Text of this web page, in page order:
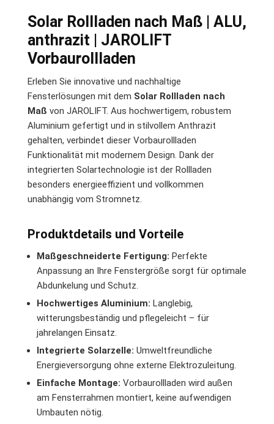
Solar Rollladen nach Maß | ALU,
anthrazit | JAROLIFT
Vorbaurollladen
Erleben Sie innovative und nachhaltige
Fensterlösungen mit dem Solar Rollladen nach
Maß von JAROLIFT. Aus hochwertigem, robustem
Aluminium gefertigt und in stilvollem Anthrazit
gehalten, verbindet dieser Vorbaurollladen
Funktionalität mit modernem Design. Dank der
integrierten Solartechnologie ist der Rollladen
besonders energieeffizient und vollkommen
unabhängig vom Stromnetz.
Produktdetails und Vorteile
Maßgeschneiderte Fertigung: Perfekte
Anpassung an Ihre Fenstergröße sorgt für optimale
Abdunkelung und Schutz.
Hochwertiges Aluminium: Langlebig,
witterungsbeständig und pflegeleicht – für
jahrelangen Einsatz.
Integrierte Solarzelle: Umweltfreundliche
Energieversorgung ohne externe Elektrozuleitung.
Einfache Montage: Vorbaurollladen wird außen
am Fensterrahmen montiert, keine aufwendigen
Umbauten nötig.